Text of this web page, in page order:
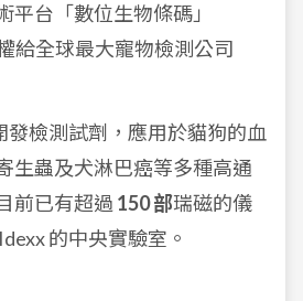
平台「數位生物條碼」
給全球最大寵物檢測公司
發檢測試劑，應用於貓狗的血
生蟲及犬淋巴癌等多種高通
前已有超過 150 部瑞磁的儀
的中央實驗室。